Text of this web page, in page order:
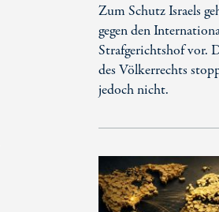
Zum Schutz Israels
gegen den
Strafgerichtshof vor.
des Völkerrechts
jedoch nicht.